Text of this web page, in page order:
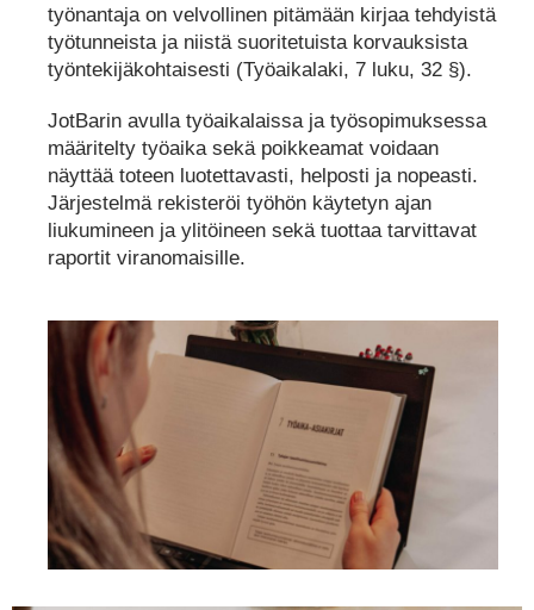
työnantaja on velvollinen pitämään kirjaa tehdyistä
työtunneista ja niistä suoritetuista korvauksista
työntekijäkohtaisesti (Työaikalaki, 7 luku, 32 §).
JotBarin avulla työaikalaissa ja työsopimuksessa
määritelty työaika sekä poikkeamat voidaan
näyttää toteen luotettavasti, helposti ja nopeasti.
Järjestelmä rekisteröi työhön käytetyn ajan
liukumineen ja ylitöineen sekä tuottaa tarvittavat
raportit viranomaisille.